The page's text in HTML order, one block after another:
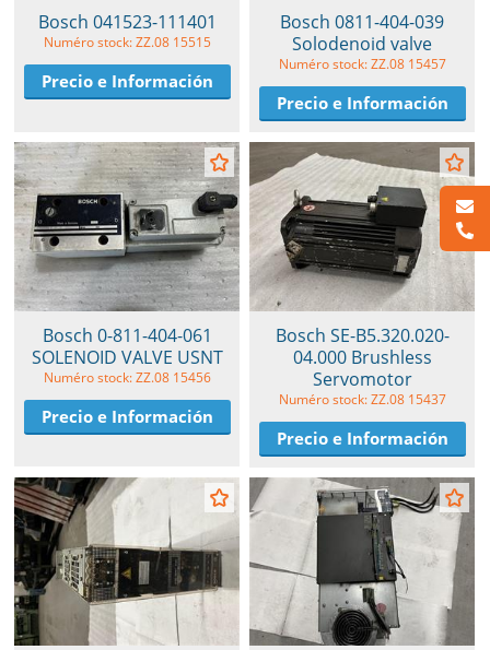
Bosch 041523-111401
Numéro stock: ZZ.08 15515
Precio e Información
Bosch 0811-404-039
Solodenoid valve
Numéro stock: ZZ.08 15457
Precio e Información
Bosch 0-811-404-061
SOLENOID VALVE USNT
Numéro stock: ZZ.08 15456
Precio e Información
Bosch SE-B5.320.020-
04.000 Brushless
Servomotor
Numéro stock: ZZ.08 15437
Precio e Información